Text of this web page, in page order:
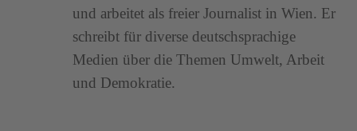
und arbeitet als freier Journalist in Wien. Er
schreibt für diverse deutschsprachige
Medien über die Themen Umwelt, Arbeit
und Demokratie.